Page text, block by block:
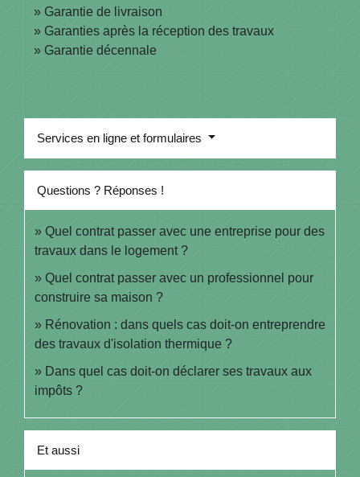
Garantie de livraison
Garanties après la réception des travaux
Garantie décennale
Services en ligne et formulaires
Questions ? Réponses !
Quel contrat passer avec une entreprise pour des
travaux dans le logement ?
Quel contrat passer avec un professionnel pour
construire sa maison ?
Rénovation : dans quels cas doit-on entreprendre
des travaux d'isolation thermique ?
Dans quel cas doit-on déclarer ses travaux aux
impôts ?
Et aussi